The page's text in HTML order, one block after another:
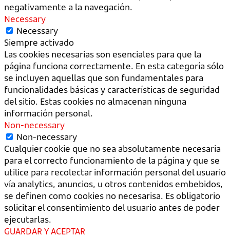
negativamente a la navegación.
Necessary
Necessary
Siempre activado
Las cookies necesarias son esenciales para que la
página funciona correctamente. En esta categoría sólo
se incluyen aquellas que son fundamentales para
funcionalidades básicas y características de seguridad
del sitio. Estas cookies no almacenan ninguna
información personal.
Non-necessary
Non-necessary
Cualquier cookie que no sea absolutamente necesaria
para el correcto funcionamiento de la página y que se
utilice para recolectar información personal del usuario
vía analytics, anuncios, u otros contenidos embebidos,
se definen como cookies no necesarisa. Es obligatorio
solicitar el consentimiento del usuario antes de poder
ejecutarlas.
GUARDAR Y ACEPTAR